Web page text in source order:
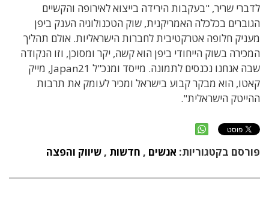
לדברי שריר, "בעקבות הירידה בייצוא לאירופה והקשיים
הגוברים בכלכלה האמריקנית, שוק הטכנולוגיה הענק ביפן
מעניק חלופה אטרקטיבית לחברות הישראליות. אולם תהליך
המכירה בשוק הייחודי ביפן הוא קשה, יקר ומסוכן, וזו הנקודה
שבה אנחנו נכנסים לתמונה. מייסד ומנכ"ל Japan21, מייק
קאטו, הוא מבקר קבוע בישראל ומכיר לעומק את תרבות
ההייטק הישראלית".
פורסם בקטגוריות: אנשים , חדשות , שיווק והפצה